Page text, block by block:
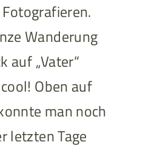
Wanderung
auf „Vater“
Oben auf
man noch
letzten Tage